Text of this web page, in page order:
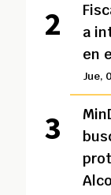
a
en
Jue,